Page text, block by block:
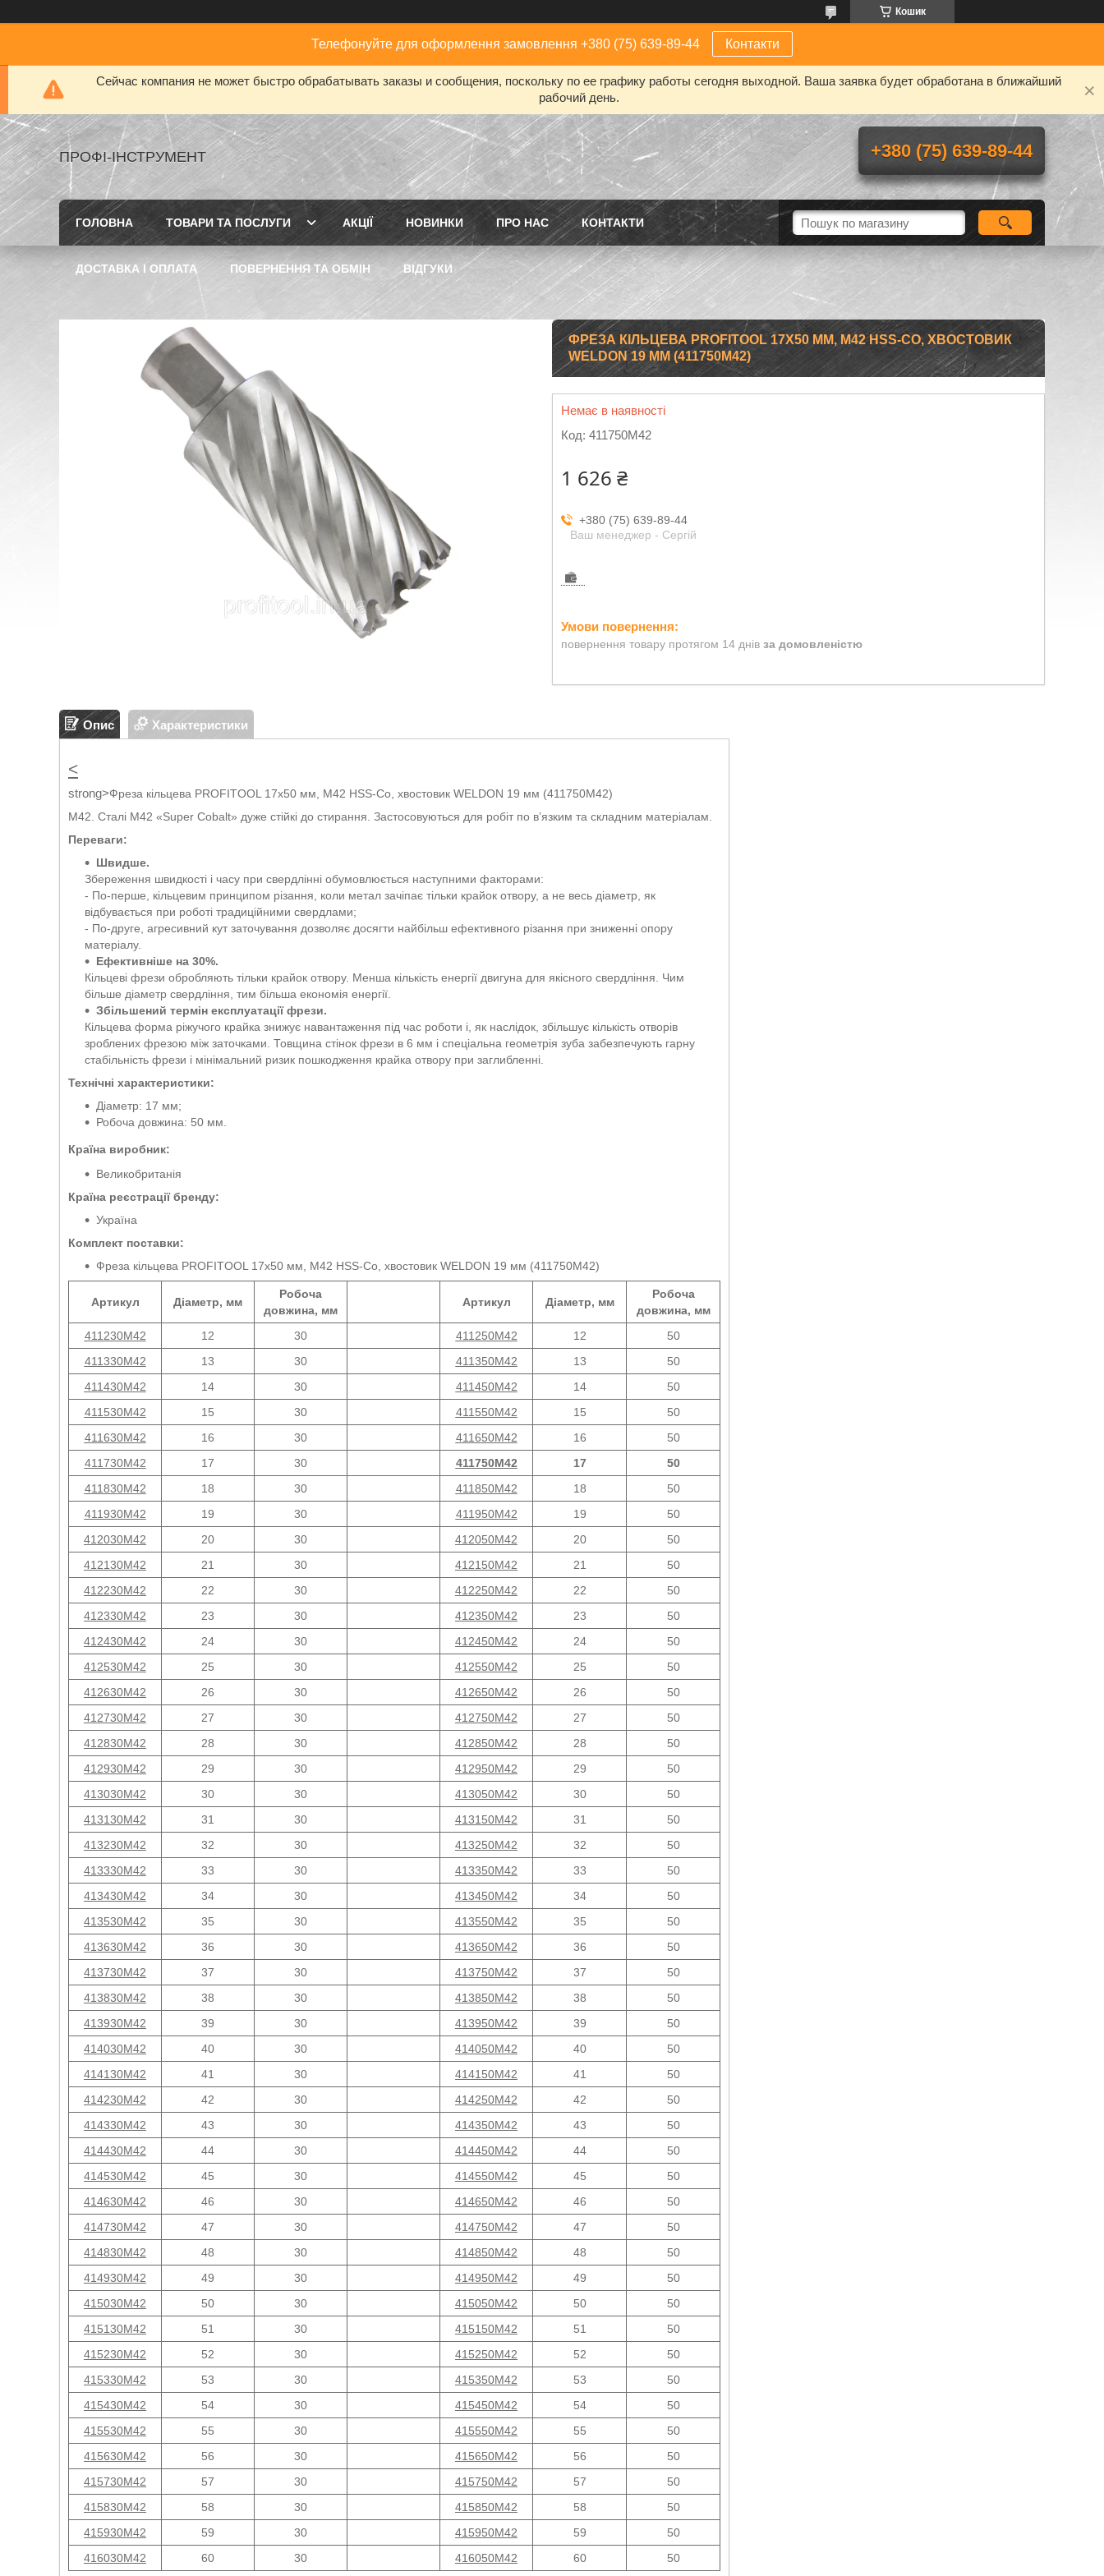
Кошик
Телефонуйте для оформлення замовлення +380 (75) 639-89-44 Контакти
Сейчас компания не может быстро обрабатывать заказы и сообщения, поскольку по ее графику работы сегодня выходной. Ваша заявка будет обработана в ближайший
рабочий день.
ПРОФІ-ІНСТРУМЕНТ +380 (75) 639-89-44
ГОЛОВНА ТОВАРИ ТА ПОСЛУГИ АКЦІЇ НОВИНКИ ПРО НАС КОНТАКТИ
ДОСТАВКА І ОПЛАТА ПОВЕРНЕННЯ ТА ОБМІН ВІДГУКИ
ФРЕЗА КІЛЬЦЕВА PROFITOOL 17Х50 ММ, M42 HSS-CO, ХВОСТОВИК
WELDON 19 ММ (411750M42)
Немає в наявності
Код: 411750M42
1 626 ₴
+380 (75) 639-89-44
Ваш менеджер - Сергій
повернення товару протягом 14 днів за домовленістю
Опис Характеристики
<
strong>Фреза кільцева PROFITOOL 17х50 мм, M42 HSS-Co, хвостовик WELDON 19 мм (411750M42)
M42. Сталі М42 «Super Cobalt» дуже стійкі до стирання. Застосовуються для робіт по в’язким та складним матеріалам.
Переваги:
Швидше.
Збереження швидкості і часу при свердлінні обумовлюється наступними факторами:
- По-перше, кільцевим принципом різання, коли метал зачіпає тільки крайок отвору, а не весь діаметр, як
відбувається при роботі традиційними свердлами;
- По-друге, агресивний кут заточування дозволяє досягти найбільш ефективного різання при зниженні опору
матеріалу.
Eфективніше на 30%.
Кільцеві фрези обробляють тільки крайок отвору. Менша кількість енергії двигуна для якісного свердління. Чим
більше діаметр свердління, тим більша економія енергії.
Збільшений термін експлуатації фрези.
Кільцева форма ріжучого крайка знижує навантаження під час роботи і, як наслідок, збільшує кількість отворів
зроблених фрезою між заточками. Товщина стінок фрези в 6 мм і спеціальна геометрія зуба забезпечують гарну
стабільність фрези і мінімальний ризик пошкодження крайка отвору при заглибленні.
Технічні характеристики:
Діаметр: 17 мм;
Робоча довжина: 50 мм.
Країна виробник:
Великобританія
Країна реєстрації бренду:
Україна
Комплект поставки:
Фреза кільцева PROFITOOL 17х50 мм, M42 HSS-Co, хвостовик WELDON 19 мм (411750M42)
Артикул Діаметр, мм
Робоча
довжина, мм
Артикул Діаметр, мм
Робоча
довжина, мм
411230M42
12 30 411250M42 12
50
411330M42
13 30 411350M42 13
50
411430M42
14 30 411450M42 14
50
411530M42
15 30 411550M42 15
50
411630M42
16 30 411650M42 16
50
411730M42
17 30 411750M42 17
50
411830M42
18 30 411850M42 18
50
411930M42
19 30 411950M42 19
50
412030M42
20 30 412050M42 20
50
412130M42
21 30 412150M42 21
50
412230M42
22 30 412250M42 22
50
412330M42
23 30 412350M42 23
50
412430M42
24 30 412450M42 24
50
412530M42
25 30 412550M42 25
50
412630M42
26 30 412650M42 26
50
412730M42
27 30 412750M42 27
50
412830M42
28 30 412850M42 28
50
412930M42
29 30 412950M42 29
50
413030M42
30 30 413050M42 30
50
413130M42
31 30 413150M42 31
50
413230M42
32 30 413250M42 32
50
413330M42
33 30 413350M42 33
50
413430M42
34 30 413450M42 34
50
413530M42
35 30 413550M42 35
50
413630M42
36 30 413650M42 36
50
413730M42
37 30 413750M42 37
50
413830M42
38 30 413850M42 38
50
413930M42
39 30 413950M42 39
50
414030M42
40 30 414050M42 40
50
414130M42
41 30 414150M42 41
50
414230M42
42 30 414250M42 42
50
414330M42
43 30 414350M42 43
50
414430M42
44 30 414450M42 44
50
414530M42
45 30 414550M42 45
50
414630M42
46 30 414650M42 46
50
414730M42
47 30 414750M42 47
50
414830M42
48 30 414850M42 48
50
414930M42
49 30 414950M42 49
50
415030M42
50 30 415050M42 50
50
415130M42
51 30 415150M42 51
50
415230M42
52 30 415250M42 52
50
415330M42
53 30 415350M42 53
50
415430M42
54 30 415450M42 54
50
415530M42
55 30 415550M42 55
50
415630M42
56 30 415650M42 56
50
415730M42
57 30 415750M42 57
50
415830M42
58 30 415850M42 58
50
415930M42
59 30 415950M42 59
50
416030M42
60 30 416050M42 60 50